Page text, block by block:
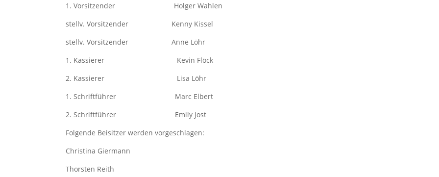
1. Vorsitzender Holger Wahlen
stellv. Vorsitzender Kenny Kissel
stellv. Vorsitzender Anne Löhr
1. Kassierer Kevin Flöck
2. Kassierer Lisa Löhr
1. Schriftführer Marc Elbert
2. Schriftführer Emily Jost
Folgende Beisitzer werden vorgeschlagen:
Christina Giermann
Thorsten Reith